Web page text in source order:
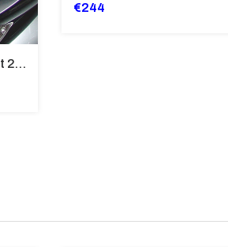
Cupolino Alto Per Bmw R 1200 St 2004 - 2007 TRASPARENTE - Sc950-T
€244